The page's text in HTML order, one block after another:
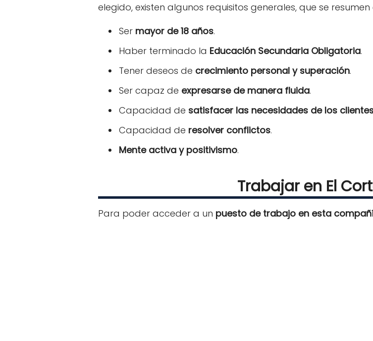
elegido, existen algunos requisitos generales, que se
Ser mayor de 18 años.
Haber terminado la Educación Secundaria Obligatoria.
Tener deseos de crecimiento personal y superación.
Ser capaz de expresarse de manera fluida.
Capacidad de satisfacer las necesidades de los
Capacidad de resolver conflictos.
Mente activa y positivismo.
Trabajar en El
Para poder acceder a un puesto de trabajo en esta